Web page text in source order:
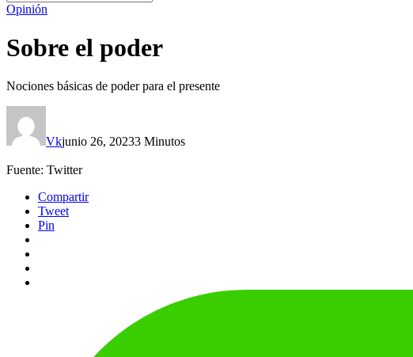
Opinión
Sobre el poder
Nociones básicas de poder para el presente
Vkjunio 26, 20233 Minutos
Fuente: Twitter
Compartir
Tweet
Pin